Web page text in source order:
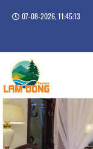
07-08-2026, 11:45:13